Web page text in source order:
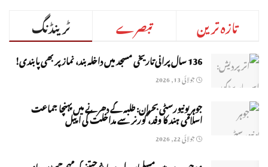
ٹرینڈنگ تبصرے تازہ ترین
136 سال پرانی تاریخی مسجد میں داخلہ بند، نماز پر بھی پابندی!
جولائی 13, 2026
جوہر یونیورسٹی بحران: طلبہ کے دھرنے میں پہنچا جماعت
اسلامی ہند کا وفد، گورنر سے مداخلت کی اپیل
جولائی 22, 2026